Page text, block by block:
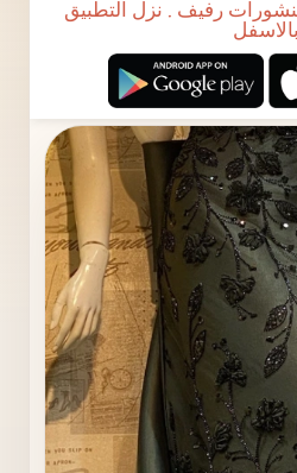
رفيف . نزل التطبيق
بالاسفل